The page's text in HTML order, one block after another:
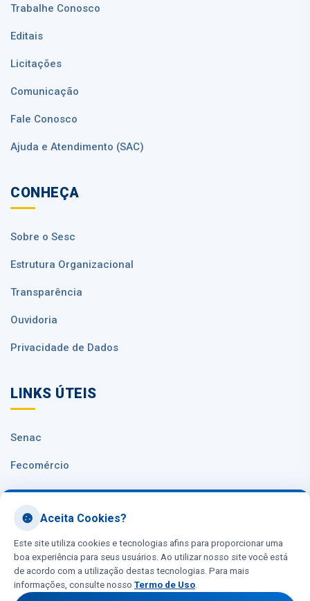
Trabalhe Conosco
Editais
Licitações
Comunicação
Fale Conosco
Ajuda e Atendimento (SAC)
CONHEÇA
Sobre o Sesc
Estrutura Organizacional
Transparência
Ouvidoria
Privacidade de Dados
LINKS ÚTEIS
Senac
Fecomércio
Sesc Nacional
CNC Aceita Cookies?
Este site utiliza cookies e tecnologias afins para proporcionar uma
boa experiência para seus usuários. Ao utilizar nosso site você está
de acordo com a utilização destas tecnologias. Para mais
informações, consulte nosso Termo de Uso.